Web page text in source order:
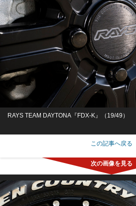
RAYS TEAM DAYTONA『FDX-K』（19/49）
この記事へ戻る